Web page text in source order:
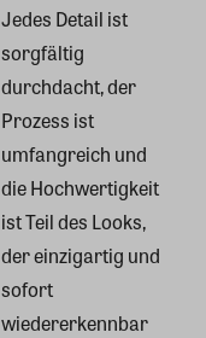
Jedes Detail ist
sorgfältig
durchdacht, der
Prozess ist
umfangreich und
die Hochwertigkeit
ist Teil des Looks,
der einzigartig und
sofort
wiedererkennbar